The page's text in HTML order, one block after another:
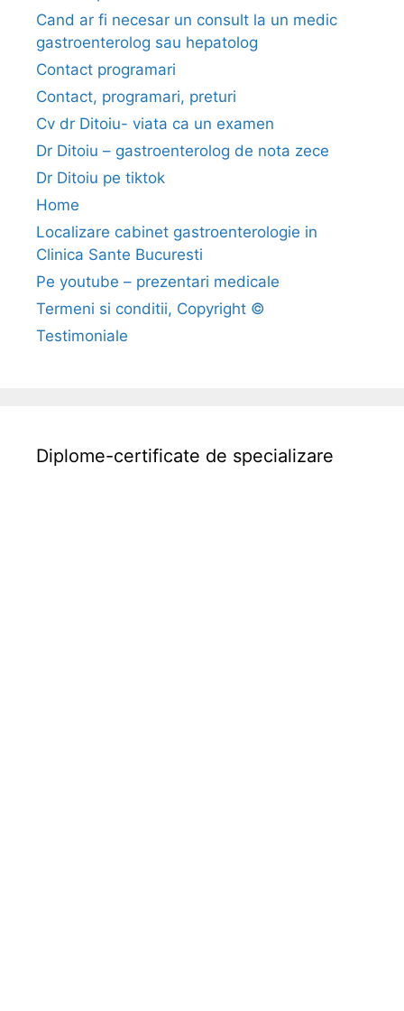
Cand ar fi necesar un consult la un medic
gastroenterolog sau hepatolog
Contact programari
Contact, programari, preturi
Cv dr Ditoiu- viata ca un examen
Dr Ditoiu – gastroenterolog de nota zece
Dr Ditoiu pe tiktok
Home
Localizare cabinet gastroenterologie in
Clinica Sante Bucuresti
Pe youtube – prezentari medicale
Termeni si conditii, Copyright ©
Testimoniale
Diplome-certificate de specializare